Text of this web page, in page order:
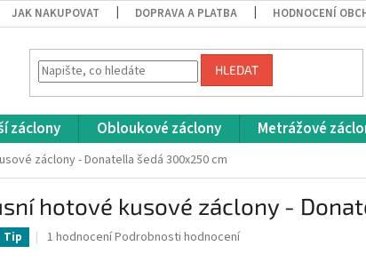
JAK NAKUPOVAT DOPRAVA A PLATBA HODNOCENÍ
HLEDAT
záclony Obloukové záclony Metrážové
záclony - Donatella šedá 300x250 cm
hotové kusové záclony -
Tip
Průměrné
1 hodnoceníPodrobnosti hodnocení